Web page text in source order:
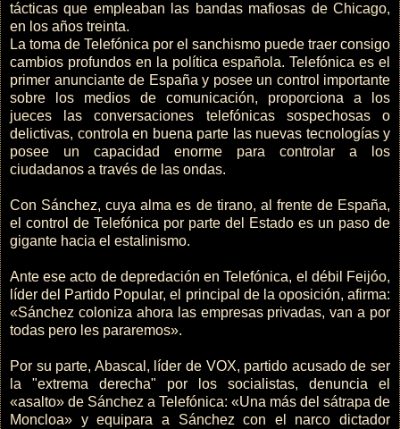
tácticas que empleaban las bandas mafiosas de Chicago,
en los años treinta.
La toma de Telefónica por el sanchismo puede traer consigo
cambios profundos en la política española. Telefónica es el
primer anunciante de España y posee un control importante
sobre los medios de comunicación, proporciona a los
jueces las conversaciones telefónicas sospechosas o
delictivas, controla en buena parte las nuevas tecnologías y
posee un capacidad enorme para controlar a los
ciudadanos a través de las ondas.
Con Sánchez, cuya alma es de tirano, al frente de España,
el control de Telefónica por parte del Estado es un paso de
gigante hacia el estalinismo.
Ante ese acto de depredación en Telefónica, el débil Feijóo,
líder del Partido Popular, el principal de la oposición, afirma:
«Sánchez coloniza ahora las empresas privadas, van a por
todas pero les pararemos».
Por su parte, Abascal, líder de VOX, partido acusado de ser
la "extrema derecha" por los socialistas, denuncia el
«asalto» de Sánchez a Telefónica: «Una más del sátrapa de
Moncloa» y equipara a Sánchez con el narco dictador